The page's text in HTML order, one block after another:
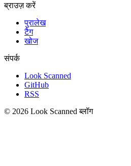
ब्राउज़ करें
पुरालेख
टैग
खोज
संपर्क
Look Scanned
GitHub
RSS
© 2026 Look Scanned ब्लॉग